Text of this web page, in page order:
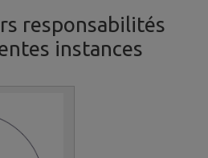
responsabilités
instances